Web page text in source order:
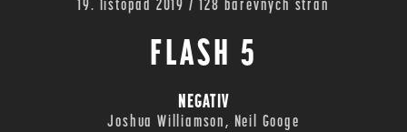
FLASH 5
NEGATIV
Joshua Williamson, Neil Googe